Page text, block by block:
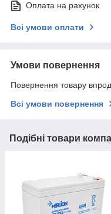
Оплата на рахунок
Всі умови оплати
Умови повернення
Повернення товару
Всі умови повернення
Подібні товари